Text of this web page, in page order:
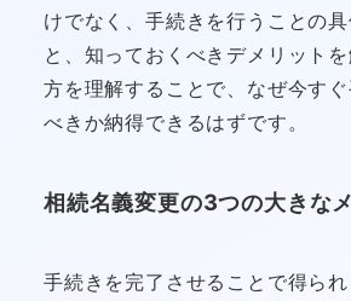
けでなく、手続きを行うことの
と、知っておくべきデメリット
方を理解することで、なぜ今す
べきか納得できるはずです。
相続名義変更の3つの大きな
手続きを完了させることで得ら